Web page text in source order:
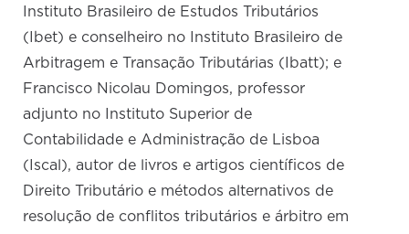
Instituto Brasileiro de Estudos Tributários
(Ibet) e conselheiro no Instituto Brasileiro de
Arbitragem e Transação Tributárias (Ibatt); e
Francisco Nicolau Domingos, professor
adjunto no Instituto Superior de
Contabilidade e Administração de Lisboa
(Iscal), autor de livros e artigos científicos de
Direito Tributário e métodos alternativos de
resolução de conflitos tributários e árbitro em